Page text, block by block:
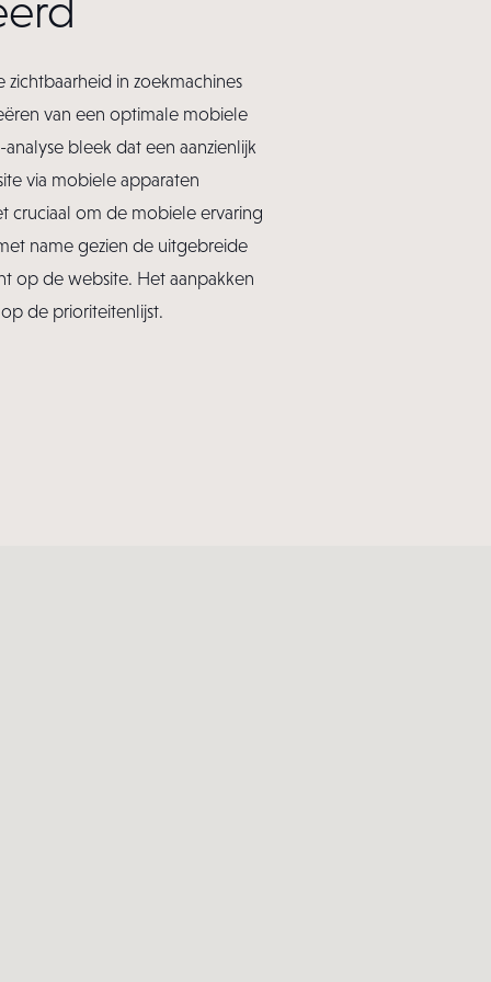
in zoekmachines
van een optimale mobiele
bleek dat een aanzienlijk
via mobiele apparaten
cruciaal om de mobiele ervaring
name gezien de uitgebreide
op de website. Het aanpakken
de prioriteitenlijst.